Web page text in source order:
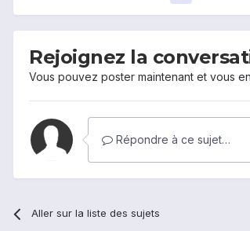
Rejoignez la
Vous pouvez poster maintenant et vous
Répondre à ce sujet…
Aller sur la liste des sujets